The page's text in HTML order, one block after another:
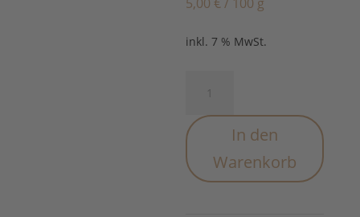
inkl. 7 % MwSt.
pomodoro
e
basilico
Menge
In den
Warenkorb